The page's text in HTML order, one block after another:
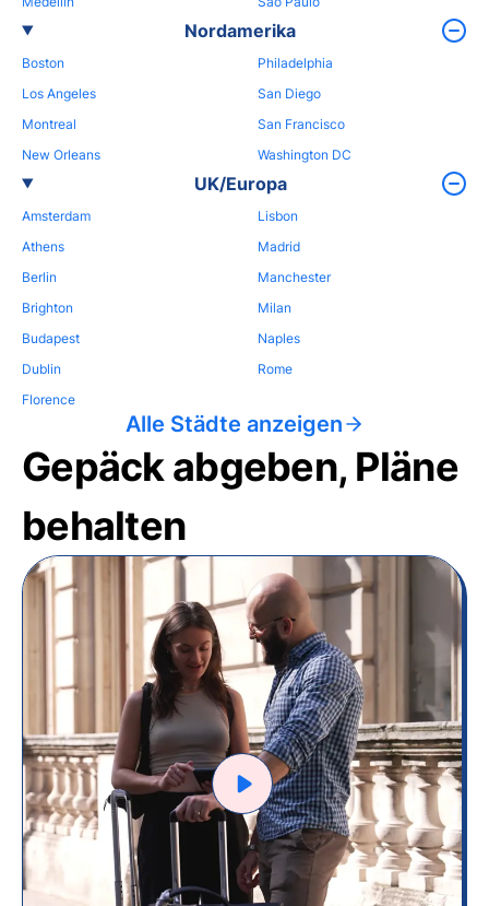
Nordamerika
Boston
Los Angeles
Montreal
New Orleans
Philadelphia
San Diego
San Francisco
Washington DC
UK/Europa
Amsterdam
Athens
Berlin
Brighton
Budapest
Dublin
Florence
Lisbon
Madrid
Manchester
Milan
Naples
Rome
Alle Städte anzeigen
Gepäck abgeben, Pläne
behalten